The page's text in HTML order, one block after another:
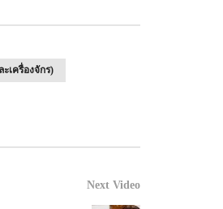
เครื่องจักร)
Next Video